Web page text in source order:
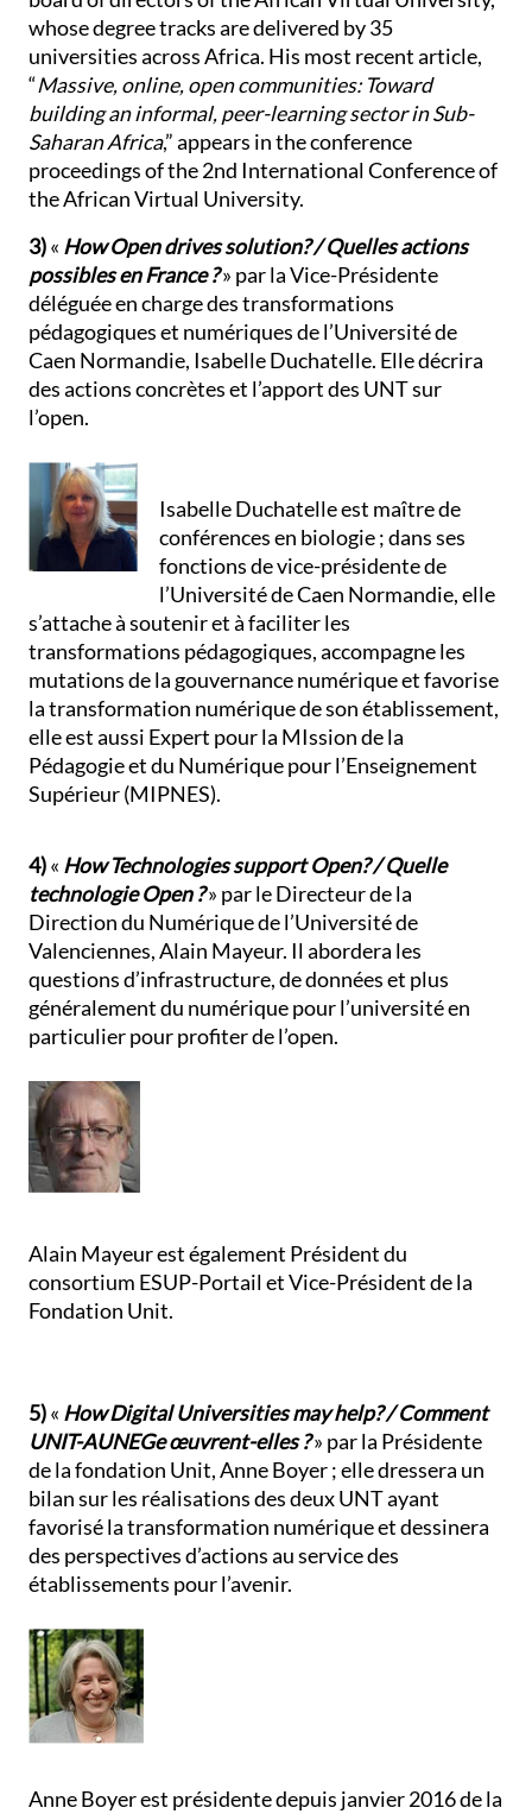
whose degree tracks are delivered by 35
universities across Africa. His most recent article,
“Massive, online, open communities: Toward
building an informal, peer-learning sector in Sub-
Saharan Africa,” appears in the conference
proceedings of the 2nd International Conference of
the African Virtual University.
3)« How Open drives solution? / Quelles actions
possibles en France ?» par la Vice-Présidente
déléguée en charge des transformations
pédagogiques et numériques de l’Université de
Caen Normandie, Isabelle Duchatelle. Elle décrira
des actions concrètes et l’apport des UNT sur
l’open.
Isabelle Duchatelle est maître de
conférences en biologie ; dans ses
fonctions de vice-présidente de
l’Université de Caen Normandie, elle
s’attache à soutenir et à faciliter les
transformations pédagogiques, accompagne les
mutations de la gouvernance numérique et favorise
la transformation numérique de son établissement,
elle est aussi Expert pour la MIssion de la
Pédagogie et du Numérique pour l’Enseignement
Supérieur (MIPNES).
4)« How Technologies support Open? / Quelle
technologie Open ?» par le Directeur de la
Direction du Numérique de l’Université de
Valenciennes, Alain Mayeur. Il abordera les
questions d’infrastructure, de données et plus
généralement du numérique pour l’université en
particulier pour profiter de l’open.
Alain Mayeur est également Président du
consortium ESUP-Portail et Vice-Président de la
Fondation Unit.
5)« How Digital Universities may help? / Comment
UNIT-AUNEGe œuvrent-elles ?» par la Présidente
de la fondation Unit, Anne Boyer ; elle dressera un
bilan sur les réalisations des deux UNT ayant
favorisé la transformation numérique et dessinera
des perspectives d’actions au service des
établissements pour l’avenir.
Anne Boyer est présidente depuis janvier 2016 de la